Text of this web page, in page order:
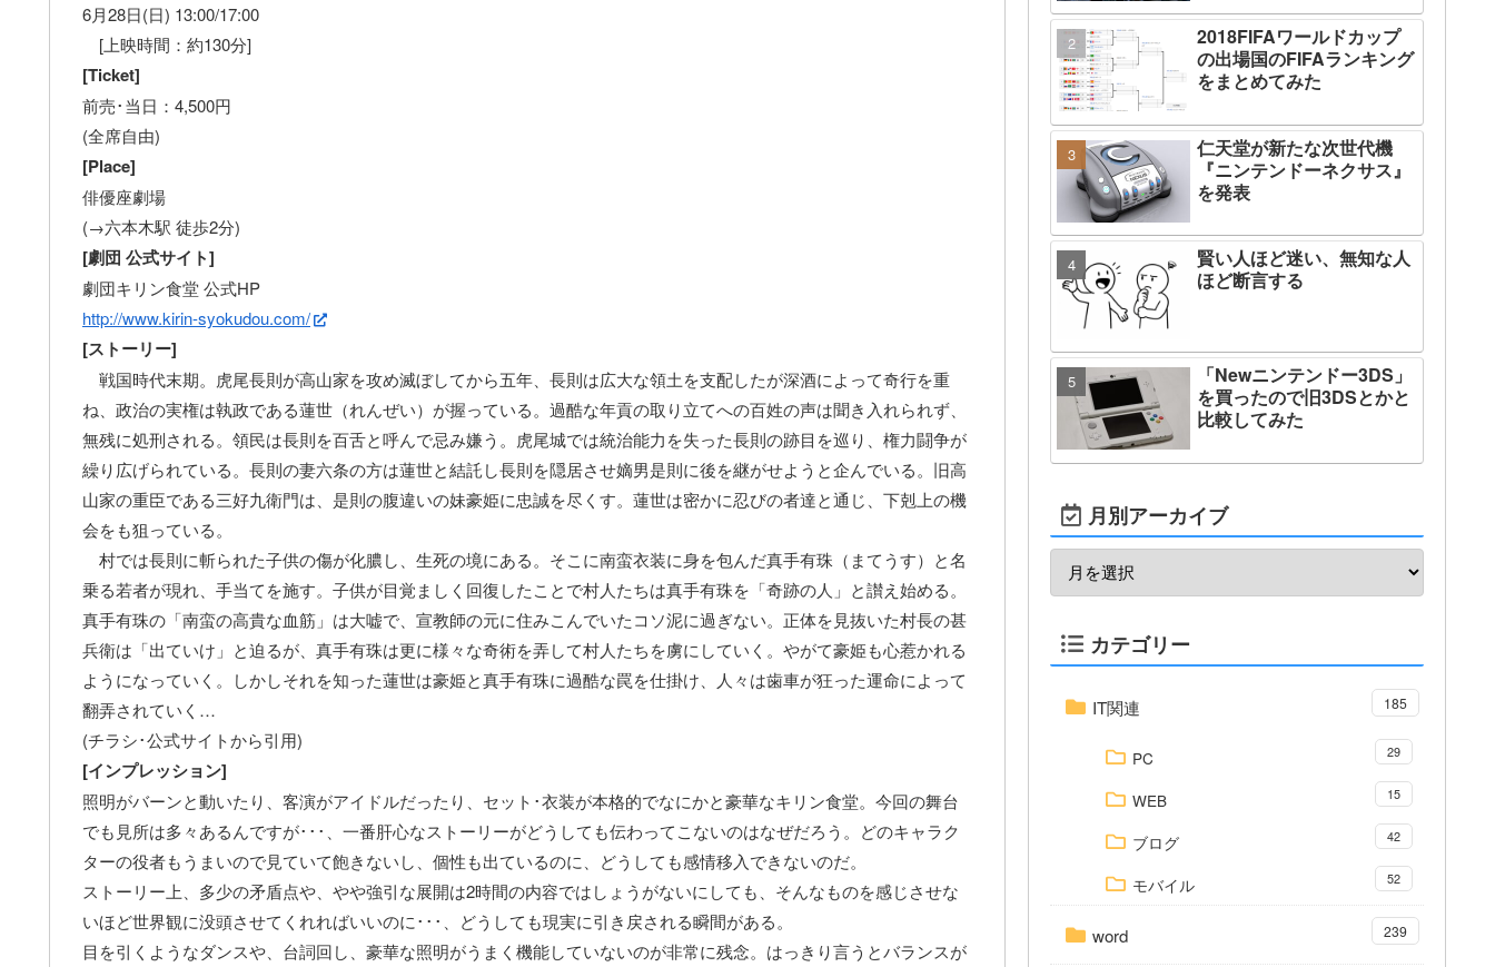
6月28日(日) 13:00/17:00
[上映時間：約130分]
[Ticket]
前売･当日：4,500円
(全席自由)
[Place]
俳優座劇場
(→六本木駅 徒歩2分)
[劇団 公式サイト]
劇団キリン食堂 公式HP
http://www.kirin-syokudou.com/
[ストーリー]
戦国時代末期。虎尾長則が高山家を攻め滅ぼしてから五年、長則は広大な領土を支配したが深酒によって奇行を重
ね、政治の実権は執政である蓮世（れんぜい）が握っている。過酷な年貢の取り立てへの百姓の声は聞き入れられず、
無残に処刑される。領民は長則を百舌と呼んで忌み嫌う。虎尾城では統治能力を失った長則の跡目を巡り、権力闘争が
繰り広げられている。長則の妻六条の方は蓮世と結託し長則を隠居させ嫡男是則に後を継がせようと企んでいる。旧高
山家の重臣である三好九衛門は、是則の腹違いの妹豪姫に忠誠を尽くす。蓮世は密かに忍びの者達と通じ、下剋上の機
会をも狙っている。
村では長則に斬られた子供の傷が化膿し、生死の境にある。そこに南蛮衣装に身を包んだ真手有珠（まてうす）と名
乗る若者が現れ、手当てを施す。子供が目覚ましく回復したことで村人たちは真手有珠を「奇跡の人」と讃え始める。
真手有珠の「南蛮の高貴な血筋」は大嘘で、宣教師の元に住みこんでいたコソ泥に過ぎない。正体を見抜いた村長の甚
兵衛は「出ていけ」と迫るが、真手有珠は更に様々な奇術を弄して村人たちを虜にしていく。やがて豪姫も心惹かれる
ようになっていく。しかしそれを知った蓮世は豪姫と真手有珠に過酷な罠を仕掛け、人々は歯車が狂った運命によって
翻弄されていく…
(チラシ･公式サイトから引用)
[インプレッション]
照明がバーンと動いたり、客演がアイドルだったり、セット･衣装が本格的でなにかと豪華なキリン食堂。今回の舞台
でも見所は多々あるんですが･･･、一番肝心なストーリーがどうしても伝わってこないのはなぜだろう。どのキャラク
ターの役者もうまいので見ていて飽きないし、個性も出ているのに、どうしても感情移入できないのだ。
ストーリー上、多少の矛盾点や、やや強引な展開は2時間の内容ではしょうがないにしても、そんなものを感じさせな
いほど世界観に没頭させてくれればいいのに･･･、どうしても現実に引き戻される瞬間がある。
目を引くようなダンスや、台詞回し、豪華な照明がうまく機能していないのが非常に残念。はっきり言うとバランスが
2018FIFAワールドカップ
の出場国のFIFAランキング
をまとめてみた
仁天堂が新たな次世代機
『ニンテンドーネクサス』
を発表
賢い人ほど迷い、無知な人
ほど断言する
「Newニンテンドー3DS」
を買ったので旧3DSとかと
比較してみた
月別アーカイブ
カテゴリー
IT関連 185
PC 29
WEB 15
ブログ 42
モバイル 52
word 239